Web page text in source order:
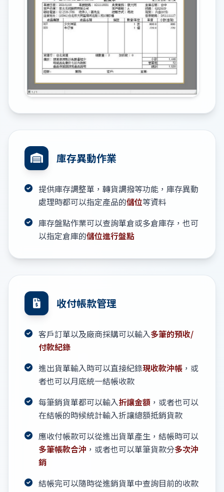
庫存異動作業
提供庫存調整單，轉貨調撥等功能，庫存異動
處理時都可以指定產品的儲位等資料
庫存盤點作業可以查詢單倉或多倉庫存，也可
以指定倉庫的儲位進行盤點
收付帳款管理
客戶訂單以及廠商採購可以輸入多筆的預收/
付款紀錄
進出貨單輸入時可以直接紀錄現收款沖帳 ，或
者也可以月底統一結帳收款
每筆銷貨單都可以輸入折讓金額 ，或者也可以
在結帳的時候統計輸入折讓總額抵銷貨款
應收付帳款可以從進出貨單產生，結帳時可以
多筆帳款合沖 ，或者也可以單筆貨款分多次沖
銷
結帳完可以隨時從進銷貨單中查詢目前的收款